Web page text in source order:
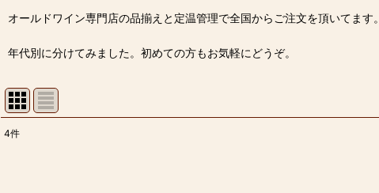
オールドワイン専門店の品揃えと定温管理で全国からご注文を頂いてます。
年代別に分けてみました。初めての方もお気軽にどうぞ。
4件